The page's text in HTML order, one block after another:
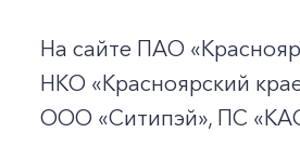
Заказать
На сайте ПАО
НКО «Красноярский
ООО «Ситипэй», ПС